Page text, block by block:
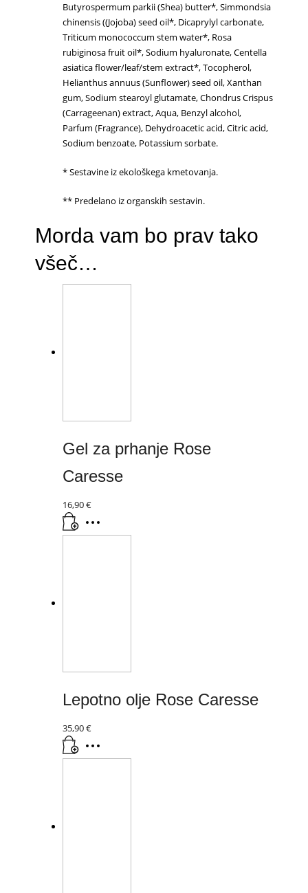
Butyrospermum parkii (Shea) butter*, Simmondsia
chinensis ((Jojoba) seed oil*, Dicaprylyl carbonate,
Triticum monococcum stem water*, Rosa
rubiginosa fruit oil*, Sodium hyaluronate, Centella
asiatica flower/leaf/stem extract*, Tocopherol,
Helianthus annuus (Sunflower) seed oil, Xanthan
gum, Sodium stearoyl glutamate, Chondrus Crispus
(Carrageenan) extract, Aqua, Benzyl alcohol,
Parfum (Fragrance), Dehydroacetic acid, Citric acid,
Sodium benzoate, Potassium sorbate.
* Sestavine iz ekološkega kmetovanja.
** Predelano iz organskih sestavin.
Morda vam bo prav tako
všeč…
Gel za prhanje Rose
Caresse
16,90€
Lepotno olje Rose Caresse
35,90€